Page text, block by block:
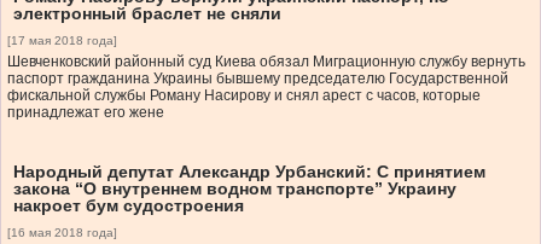
электронный браслет не сняли
[17 мая 2018 года]
Шевченковский районный суд Киева обязал Миграционную службу вернуть
паспорт гражданина Украины бывшему председателю Государственной
фискальной службы Роману Насирову и снял арест с часов, которые
принадлежат его жене
Народный депутат Александр Урбанский: С принятием
закона “О внутреннем водном транспорте” Украину
накроет бум судостроения
[16 мая 2018 года]